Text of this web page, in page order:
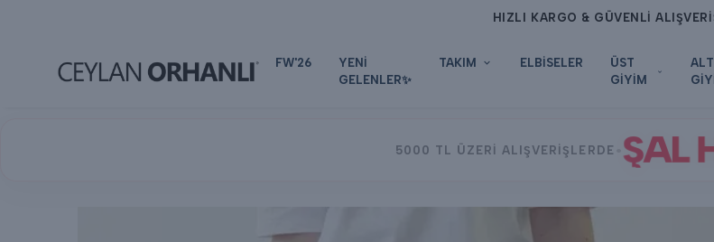
HIZLI KARGO & GÜVENLİ
FW'26
YENİ
GELENLER✨
TAKIM ELBİSELER
ÜST
GİYİM
ALT
5000 TL ÜZERİ ALIŞVERİŞLERDE ŞAL